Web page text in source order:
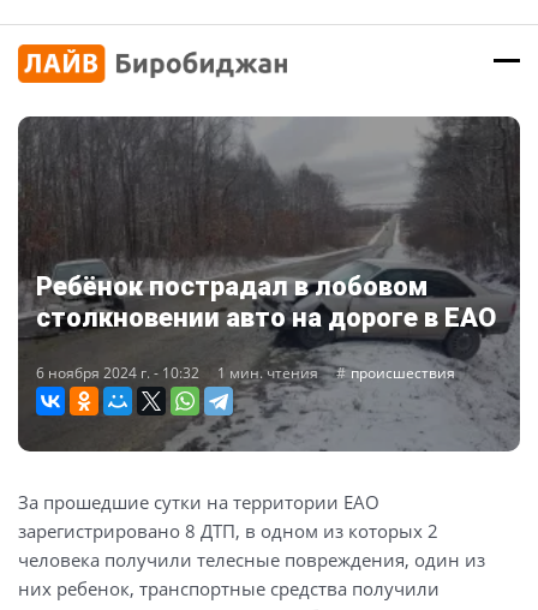
Ребёнок пострадал в лобовом
столкновении авто на дороге в ЕАО
6 ноября 2024 г. - 10:32 1 мин. чтения происшествия
За прошедшие сутки на территории ЕАО
зарегистрировано 8 ДТП, в одном из которых 2
человека получили телесные повреждения, один из
них ребенок, транспортные средства получили